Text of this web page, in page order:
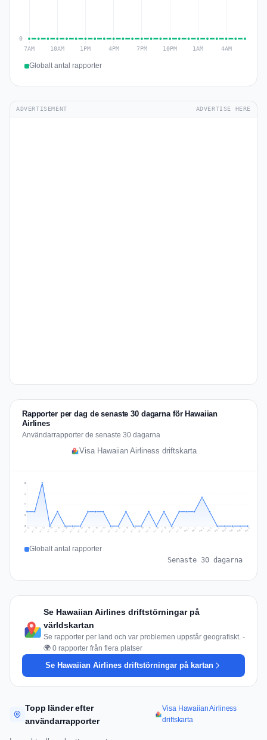
Globalt antal rapporter
ADVERTISEMENT ADVERTISE HERE
Rapporter per dag de senaste 30 dagarna för Hawaiian
Airlines
Användarrapporter de senaste 30 dagarna
Visa Hawaiian Airliness driftskarta
1
2
2
3
Jul 11 Jul 12 Jul 13 Jul 14 Jul 15 Jul 16 Jul 17 Jul 18 Jul 19 Jul 20 Jul 21 Jul 22 Jul 23 Jul 24 Jul 25 Jul 26 Jul 27 Jul 28 Jul 29 Jul 30 Jul 31 Aug 1 Aug 2 Aug 3 Aug 4 Aug 5 Aug 6 Aug 7 Aug 8 Aug 9
Globalt antal rapporter
Senaste 30 dagarna
Se Hawaiian Airlines driftstörningar på
världskartan
Se rapporter per land och var problemen uppstår geografiskt. -
🌍 0 rapporter från flera platser
Se Hawaiian Airlines driftstörningar på kartan
Topp länder efter
användarrapporter
Visa Hawaiian Airliness
driftskarta